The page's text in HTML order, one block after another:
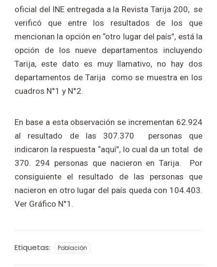
oficial del INE entregada a la Revista Tarija 200, se
verificó que entre los resultados de los que
mencionan la opción en “otro lugar del país”, está la
opción de los nueve departamentos incluyendo
Tarija, este dato es muy llamativo, no hay dos
departamentos de Tarija como se muestra en los
cuadros N°1 y N°2.
En base a esta observación se incrementan 62.924
al resultado de las 307.370 personas que
indicaron la respuesta “aquí”, lo cual da un total de
370. 294 personas que nacieron en Tarija. Por
consiguiente el resultado de las personas que
nacieron en otro lugar del país queda con 104.403.
Ver Gráfico N°1.
Etiquetas: Población